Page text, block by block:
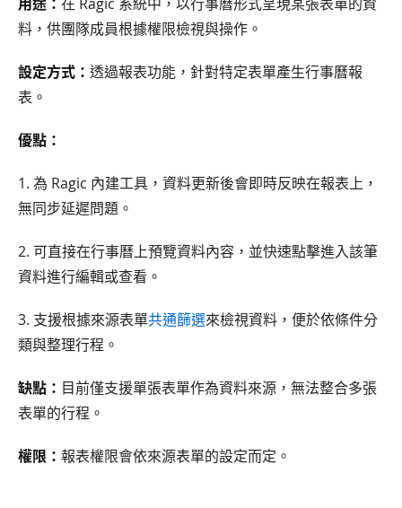
料，供團隊成員根據權限檢視與操作。
設定方式： 透過報表功能，針對特定表單產生行事曆報
表。
優點：
1. 為 Ragic 內建工具，資料更新後會即時反映在報表上，
無同步延遲問題。
2. 可直接在行事曆上預覽資料內容，並快速點擊進入該筆
資料進行編輯或查看。
3. 支援根據來源表單共通篩選來檢視資料，便於依條件分
類與整理行程。
缺點： 目前僅支援單張表單作為資料來源，無法整合多張
表單的行程。
權限： 報表權限會依來源表單的設定而定。